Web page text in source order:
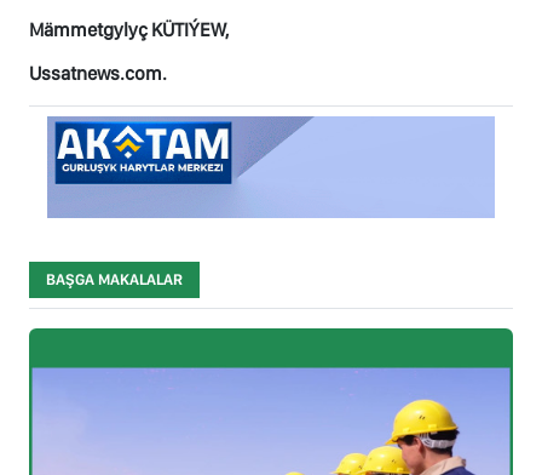
Mämmetgylyç KÜTIÝEW,
Ussatnews.com.
BAŞGA MAKALALAR